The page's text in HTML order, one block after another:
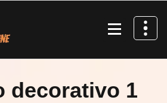
decorativo 1